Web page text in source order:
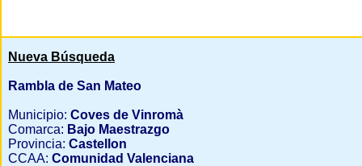
Nueva Búsqueda
Rambla de San Mateo
Municipio: Coves de Vinromà
Comarca: Bajo Maestrazgo
Provincia: Castellon
CCAA: Comunidad Valenciana